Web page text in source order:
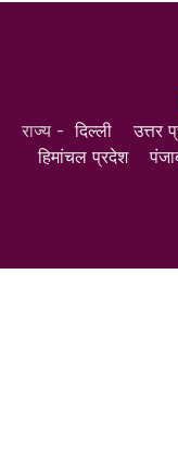
राज्य -दिल्ली उत्तर
हिमांचल प्रदेश